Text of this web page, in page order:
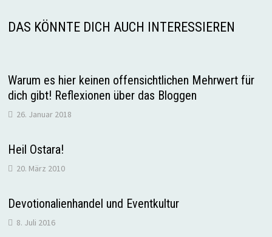
DAS KÖNNTE DICH AUCH INTERESSIEREN
Warum es hier keinen offensichtlichen Mehrwert für
dich gibt! Reflexionen über das Bloggen
26. Januar 2018
Heil Ostara!
20. März 2010
Devotionalienhandel und Eventkultur
8. Juli 2016